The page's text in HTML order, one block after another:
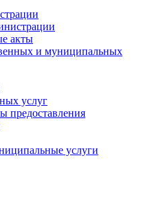
акты
и муниципальных
услуг
предоставления
услуги